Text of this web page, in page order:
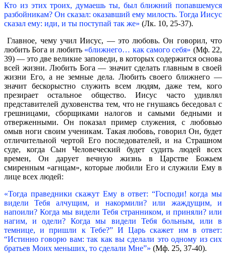
Кто из этих троих, думаешь ты, был ближний попавшемуся
разбойникам? Он сказал: оказавший ему милость. Тогда Иисус
сказал ему: иди, и ты поступай так же» (Лк. 10, 25-37).
Главное, чему учил Иисус, — это любовь. Он говорил, что
любить Бога и любить «ближнего… как самого себя» (Мф. 22,
39) — это две великие заповеди, в которых содержится основа
всей жизни. Любить Бога — значит сделать главным в своей
жизни Его, а не земные дела. Любить своего ближнего —
значит бескорыстно служить всем людям, даже тем, кого
презирает остальное общество. Иисус часто удивлял
представителей духовенства тем, что не гнушаясь беседовал с
грешницами, сборщиками налогов и самыми бедными и
отверженными. Он показал пример служения, с любовью
омыв ноги своим ученикам. Такая любовь, говорил Он, будет
отличительной чертой Его последователей, и на Страшном
суде, когда Сын Человеческий будет судить людей всех
времен, Он дарует вечную жизнь в Царстве Божьем
смиренным «агнцам», которые любили Его и служили Ему в
лице всех людей:
«Тогда праведники скажут Ему в ответ: “Господи! когда мы
видели Тебя алчущим, и накормили? или жаждущим, и
напоили? Когда мы видели Тебя странником, и приняли? или
нагим, и одели? Когда мы видели Тебя больным, или в
темнице, и пришли к Тебе?” И Царь скажет им в ответ:
“Истинно говорю вам: так как вы сделали это одному из сих
братьев Моих меньших, то сделали Мне”» (Мф. 25, 37-40).